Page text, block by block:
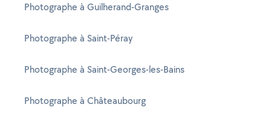
Photographe à Guilherand-Granges
Photographe à Saint-Péray
Photographe à Saint-Georges-les-Bains
Photographe à Châteaubourg